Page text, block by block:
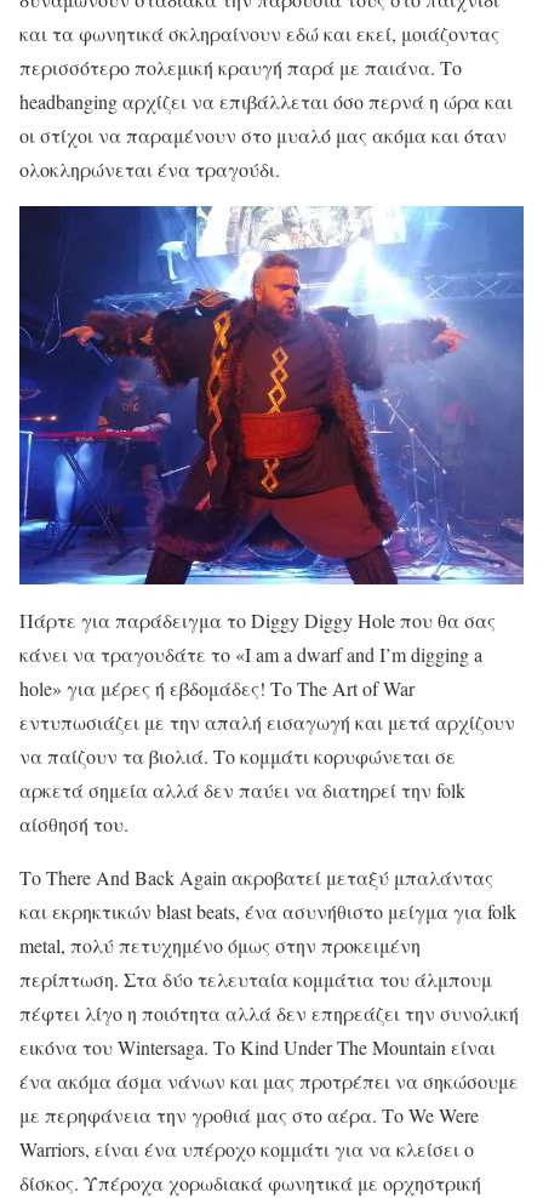
και τα φωνητικά σκληραίνουν εδώ και εκεί, μοιάζοντας
περισσότερο πολεμική κραυγή παρά με παιάνα. Το
headbanging αρχίζει να επιβάλλεται όσο περνά η ώρα και
οι στίχοι να παραμένουν στο μυαλό μας ακόμα και όταν
ολοκληρώνεται ένα τραγούδι.
Πάρτε για παράδειγμα το Diggy Diggy Hole που θα σας
κάνει να τραγουδάτε το «I am a dwarf and I’m digging a
hole» για μέρες ή εβδομάδες! Το The Art of War
εντυπωσιάζει με την απαλή εισαγωγή και μετά αρχίζουν
να παίζουν τα βιολιά. Το κομμάτι κορυφώνεται σε
αρκετά σημεία αλλά δεν παύει να διατηρεί την folk
αίσθησή του.
Το There And Back Again ακροβατεί μεταξύ μπαλάντας
και εκρηκτικών blast beats, ένα ασυνήθιστο μείγμα για folk
metal, πολύ πετυχημένο όμως στην προκειμένη
περίπτωση. Σταδύο τελευταία κομμάτια του άλμπουμ
πέφτει λίγο η ποιότητα αλλά δεν επηρεάζει την συνολική
εικόνα του Wintersaga. Το Kind Under The Mountain είναι
ένα ακόμα άσμα νάνων και μας προτρέπει να σηκώσουμε
με περηφάνεια την γροθιά μας στο αέρα. Το We Were
Warriors, είναι ένα υπέροχο κομμάτι για να κλείσει ο
δίσκος. Υπέροχα χορωδιακά φωνητικά με ορχηστρική